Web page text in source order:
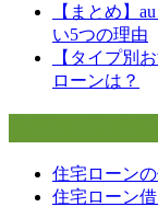
【まとめ】
い5つの理由
【タイプ別
ローンは？
住宅ローンの
住宅ローン